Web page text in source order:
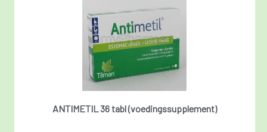
ANTIMETIL 36 tabl (voedingssupplement)